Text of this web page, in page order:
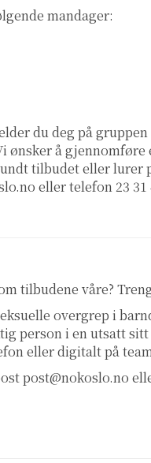
mandager:
du deg på
ønsker å
tilbudet eller lurer
eller telefon 23 31
tilbudene våre?
overgrep i
person i en utsatt
eller digitalt på
post@nokoslo.no